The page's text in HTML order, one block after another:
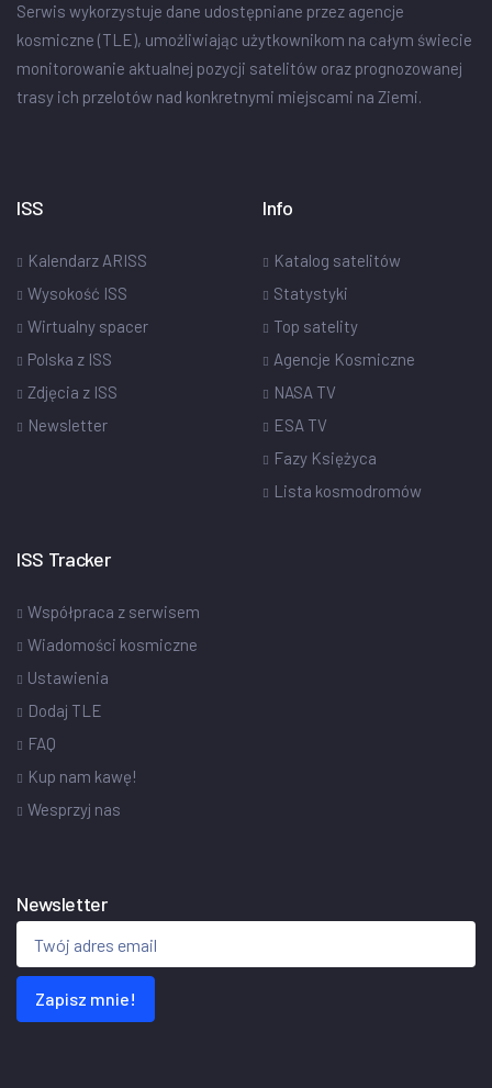
Serwis wykorzystuje dane udostępniane przez agencje
kosmiczne (TLE), umożliwiając użytkownikom na całym świecie
monitorowanie aktualnej pozycji satelitów oraz prognozowanej
trasy ich przelotów nad konkretnymi miejscami na Ziemi.
ISS
Kalendarz ARISS
Wysokość ISS
Wirtualny spacer
Polska z ISS
Zdjęcia z ISS
Newsletter
Info
Katalog satelitów
Statystyki
Top satelity
Agencje Kosmiczne
NASA TV
ESA TV
Fazy Księżyca
Lista kosmodromów
ISS Tracker
Współpraca z serwisem
Wiadomości kosmiczne
Ustawienia
Dodaj TLE
FAQ
Kup nam kawę!
Wesprzyj nas
Newsletter
Zapisz mnie!